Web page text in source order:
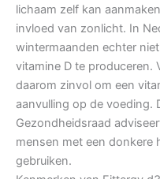
lichaam zelf kan
invloed van zonlicht. In
wintermaanden echter
vitamine D te produceren.
daarom zinvol om een
aanvulling op de voeding.
Gezondheidsraad
mensen met een donkere
gebruiken.